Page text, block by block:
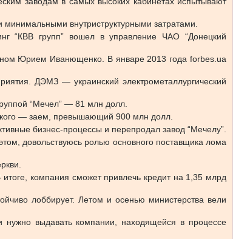
внутриструктурными затратами.
“КВВ групп” вошел в управление ЧАО “Донецкий
Юрием Иванющенко. В январе 2013 года forbes.ua
ДЭМЗ — украинский электрометаллургический
“Мечел” — 81 млн долл.
— заем, превышающий 900 млн долл.
бизнес-процессы и перепродал завод “Мечелу”.
довольствуюсь ролью основного поставщика лома
компания сможет привлечь кредит на 1,35 млрд
лоббирует. Летом и осенью министерства вели
нужно выдавать компании, находящейся в процессе